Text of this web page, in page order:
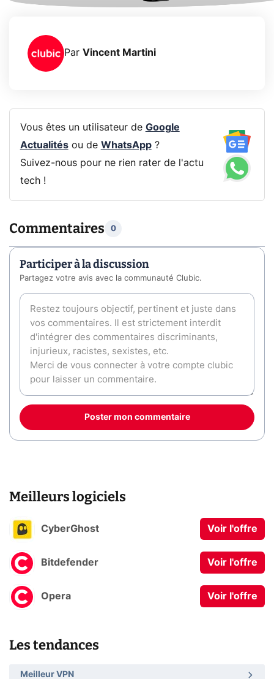
Par Vincent Martini
Vous êtes un utilisateur de Google
Actualitésou de WhatsApp?
Suivez-nous pour ne rien rater de l'actu
tech !
Commentaires 0
Participer à la discussion
Partagez votre avis avec la communauté Clubic.
Poster mon commentaire
Meilleurs logiciels
CyberGhost Voir l'offre
Bitdefender Voir l'offre
Opera Voir l'offre
Les tendances
Meilleur VPN